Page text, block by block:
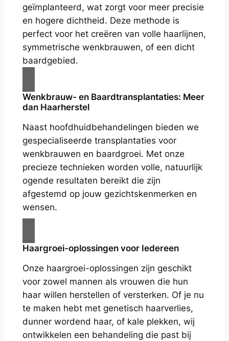
geïmplanteerd, wat zorgt voor meer precisie
en hogere dichtheid. Deze methode is
perfect voor het creëren van volle haarlijnen,
symmetrische wenkbrauwen, of een dicht
baardgebied.
Wenkbrauw- en Baardtransplantaties: Meer
dan Haarherstel
Naast hoofdhuidbehandelingen bieden we
gespecialiseerde transplantaties voor
wenkbrauwen en baardgroei. Met onze
precieze technieken worden volle, natuurlijk
ogende resultaten bereikt die zijn
afgestemd op jouw gezichtskenmerken en
wensen.
Haargroei-oplossingen voor Iedereen
Onze haargroei-oplossingen zijn geschikt
voor zowel mannen als vrouwen die hun
haar willen herstellen of versterken. Of je nu
te maken hebt met genetisch haarverlies,
dunner wordend haar, of kale plekken, wij
ontwikkelen een behandeling die past bij